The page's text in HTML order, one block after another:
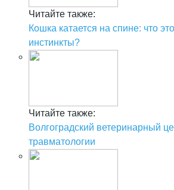
Читайте также:
Кошка катается на спине: что
инстинкты?
Читайте также:
Волгоградский ветеринарный
травматологии